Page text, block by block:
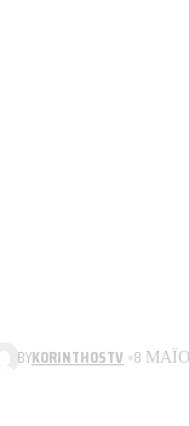
BYKORINTHOSTV 8